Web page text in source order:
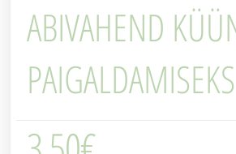
ABIVAHEND
PAIGALDAMISEKS